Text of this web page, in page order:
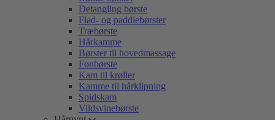
Detangling børste
Flad- og paddlebørster
Træbørste
Hårkamme
Børster til hovedmassage
Fønbørste
Kam til krøller
Kamme til hårklipning
Spidskam
Vildsvinebørste